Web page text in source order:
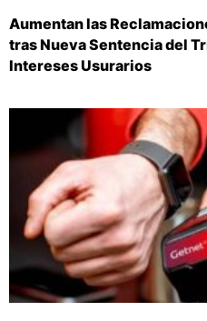
Aumentan las
tras Nueva Sentencia del
Intereses Usurarios